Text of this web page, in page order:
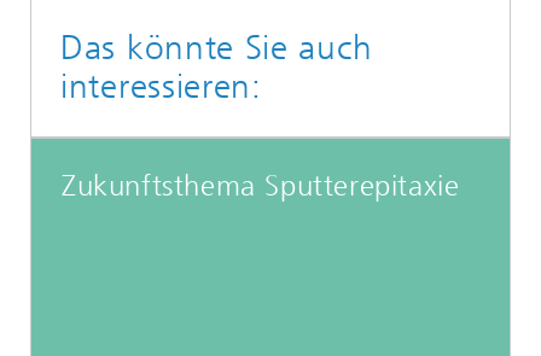
Das könnte Sie auch
interessieren:
Zukunftsthema Sputterepitaxie